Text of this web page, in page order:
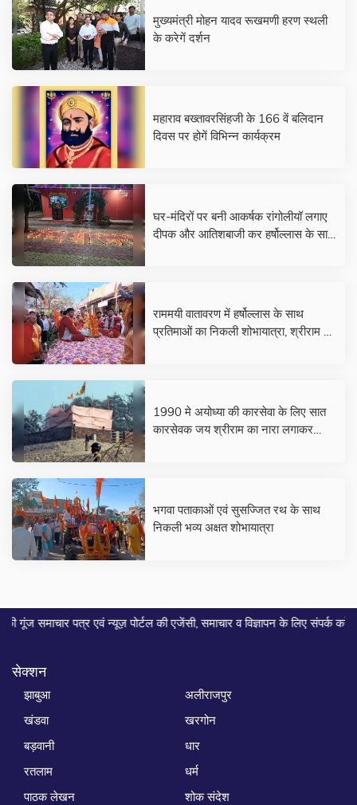
मुख्यमंत्री मोहन यादव रूखमणी हरण स्थली
के करेगें दर्शन
महाराव बख्तावरसिंहजी के 166 वें बलिदान
दिवस पर होगें विभिन्न कार्यक्रम
घर-मंदिरों पर बनी आकर्षक रांगोलीयॉ लगाए
दीपक और आतिशबाजी कर हर्षोल्लास के साथ
राममयी वातावरण में हर्षोल्लास के साथ
प्रतिमाओं का निकली शोभायात्रा, श्रीराम के
1990 मे अयोध्या की कारसेवा के लिए सात
कारसेवक जय श्रीराम का नारा लगाकर
भगवा पताकाओं एवं सुसज्जित रथ के साथ
निकली भव्य अक्षत शोभायात्रा
पत्र एवं न्यूज़ पोर्टल की एजेंसी, समाचार व विज्ञापन के लिए संपर्क करे... मो.
सेक्शन
झाबुआ
अलीराजपुर
खंडवा
खरगोन
बड़वानी
धार
रतलाम
धर्म
पाठक लेखन
शोक संदेश